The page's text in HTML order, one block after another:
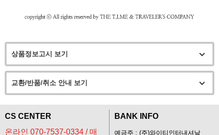
상품정보고시 보기
교환/반품/취소 안내 보기
CS CENTER
온라인 070-7537-0334 / 매
BANK INFO
예금주 : (주)와이티인터내셔날